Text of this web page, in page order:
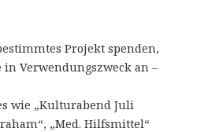
Projekt spenden,
in Verwendungszweck an –
wie „Kulturabend Juli
„Med. Hilfsmittel“